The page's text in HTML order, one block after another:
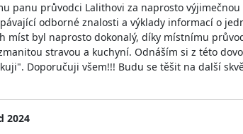
panu průvodci Lalithovi za naprosto
odborné znalosti a výklady informací o
byl naprosto dokonalý, díky místnímu
stravou a kuchyní. Odnáším si z této
Doporučuji všem!!! Budu se těšit na další
2024